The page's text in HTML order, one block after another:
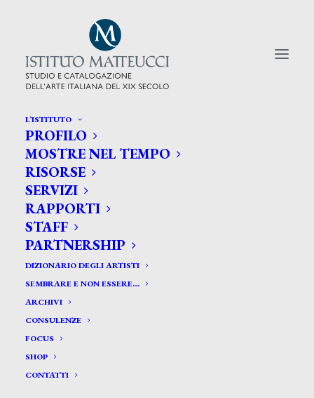
L’ISTITUTO
PROFILO
MOSTRE NEL TEMPO
RISORSE
SERVIZI
RAPPORTI
STAFF
PARTNERSHIP
DIZIONARIO DEGLI ARTISTI
SEMBRARE E NON ESSERE…
ARCHIVI
CONSULENZE
FOCUS
SHOP
CONTATTI
CERCA TRA GLI ARTISTI:
Search
for:
Salviati F.